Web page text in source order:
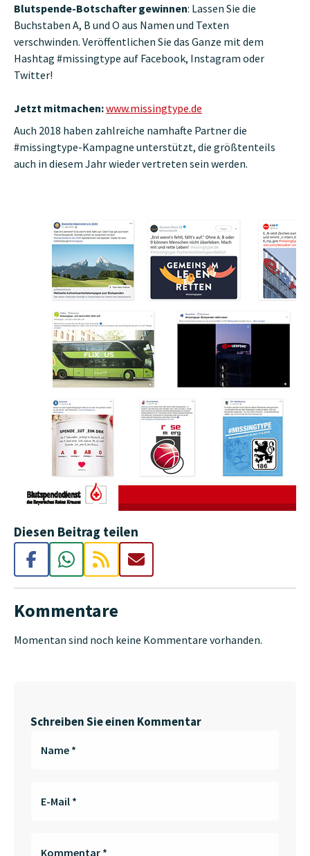
Blutspende-Botschafter gewinnen: Lassen Sie die
Buchstaben A, B und O aus Namen und Texten
verschwinden. Veröffentlichen Sie das Ganze mit dem
Hashtag #missingtype auf Facebook, Instagram oder
Twitter!
Jetzt mitmachen:www.missingtype.de
Auch 2018 haben zahlreiche namhafte Partner die
#missingtype-Kampagne unterstützt, die größtenteils
auch in diesem Jahr wieder vertreten sein werden.
Diesen Beitrag teilen
Kommentare
Momentan sind noch keine Kommentare vorhanden.
Schreiben Sie einen Kommentar
Name *
E-Mail *
Kommentar *